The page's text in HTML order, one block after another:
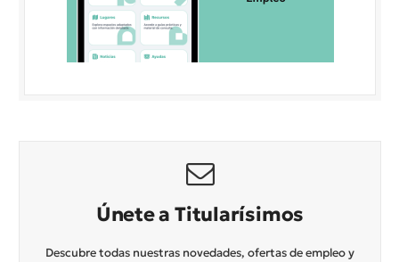
Únete a Titularísimos
Descubre todas nuestras novedades, ofertas de empleo y